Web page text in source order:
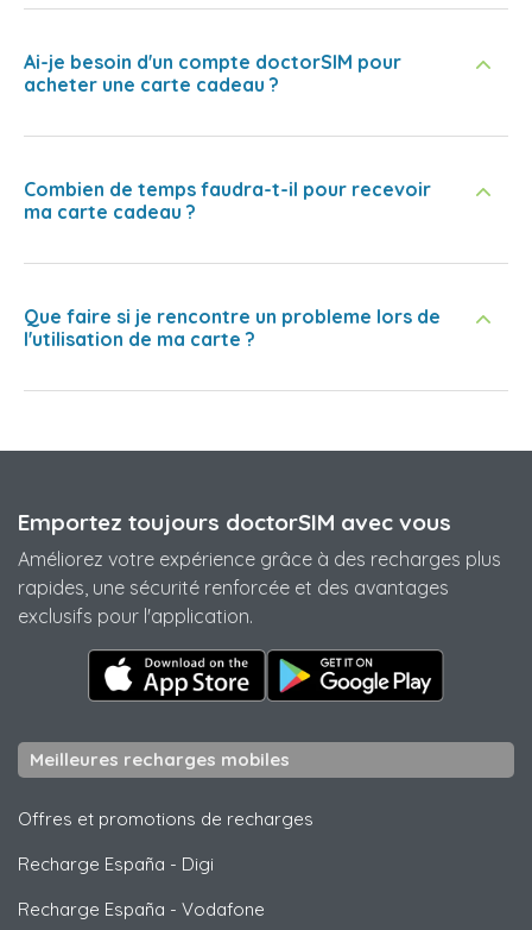
Ai-je besoin d'un compte doctorSIM pour
acheter une carte cadeau ?
Combien de temps faudra-t-il pour recevoir
ma carte cadeau ?
Que faire si je rencontre un probleme lors de
l'utilisation de ma carte ?
Emportez toujours doctorSIM avec vous
Améliorez votre expérience grâce à des recharges plus
rapides, une sécurité renforcée et des avantages
exclusifs pour l'application.
Meilleures recharges mobiles
Offres et promotions de recharges
Recharge España - Digi
Recharge España - Vodafone